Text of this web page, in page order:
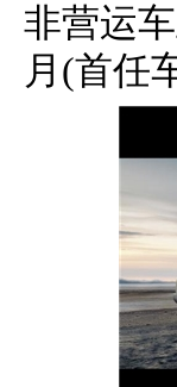
非营运
月(首任